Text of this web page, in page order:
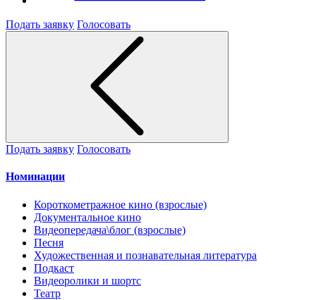
Подать заявку Голосовать
Подать заявку Голосовать
Номинации
Короткометражное кино (взрослые)
Документальное кино
Видеопередача\блог (взрослые)
Песня
Художественная и познавательная литература
Подкаст
Видеоролики и шортс
Театр